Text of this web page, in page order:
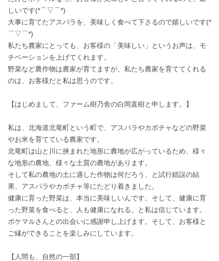
しいです(*⌒▽⌒*)
大事に育てたアスパラを、美味しく食べて下さるので嬉しいです(*
⌒▽⌒*)
私たち農家にとっても、お客様の「美味しい」というお声は、モ
チベーションを上げてくれます。
野菜など農作物は農家が育てますが、私たち農家を育ててくれる
のは、お客様だと私は思うのです。
【はじめまして、ファーム樹乃舎の白岡直樹と申します。】
私は、北海道北竜町という町で、アスパラやカボチャなどの野菜
やお米を育てている農家です。
北竜町は山と川に挟まれた地形に農地が広がっているため、様々
な地形の農地、様々な土質の農地があります。
そして私の農地の土に適した作物は何だろう、と試行錯誤の結
果、アスパラやカボチャ等にたどり着きました。
健康に育った野菜は、本当に美味しいんです。そして、健康に育
った野菜を食べると、人も健康になれる。と私は信じています。
ポケマルさんとの出会いに感謝申し上げます。そして、お客様と
ご縁ができることを楽しみにしています。
【人間も、自然の一部】